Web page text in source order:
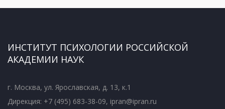
ИНСТИТУТ ПСИХОЛОГИИ РОССИЙСКОЙ
АКАДЕМИИ НАУК
г. Москва, ул. Ярославская, д. 13, к.1
Дирекция: +7 (495) 683-38-09, ipran@ipran.ru